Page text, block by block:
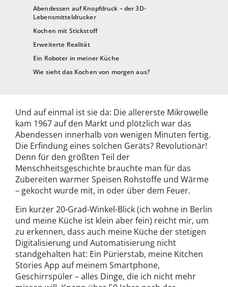
Abendessen auf Knopfdruck – der 3D-
Lebensmitteldrucker
Kochen mit Stickstoff
Erweiterte Realität
Ein Roboter in meiner Küche
Wie sieht das Kochen von morgen aus?
Und auf einmal ist sie da: Die allererste Mikrowelle
kam 1967 auf den Markt und plötzlich war das
Abendessen innerhalb von wenigen Minuten fertig.
Die Erfindung eines solchen Geräts? Revolutionär!
Denn für den größten Teil der
Menschheitsgeschichte brauchte man für das
Zubereiten warmer Speisen Rohstoffe und Wärme
– gekocht wurde mit, in oder über dem Feuer.
Ein kurzer 20-Grad-Winkel-Blick (ich wohne in Berlin
und meine Küche ist klein aber fein) reicht mir, um
zu erkennen, dass auch meine Küche der stetigen
Digitalisierung und Automatisierung nicht
standgehalten hat: Ein Pürierstab, meine Kitchen
Stories App auf meinem Smartphone,
Geschirrspüler – alles Dinge, die ich nicht mehr